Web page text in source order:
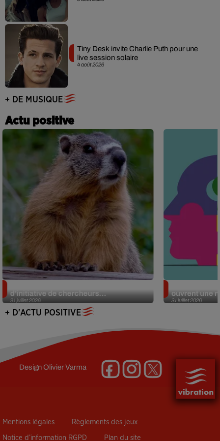
4 août 2026
Tiny Desk invite Charlie Puth pour une
live session solaire
+ DE MUSIQUE
Actu positive
31 juillet 2026
d’initiative de chercheurs...
31 juillet 2026
ouvrent une
+ D'ACTU POSITIVE
DesignOlivier Varma
Mentions légales Règlements des jeux
Notice d’information RGPD Plan du site